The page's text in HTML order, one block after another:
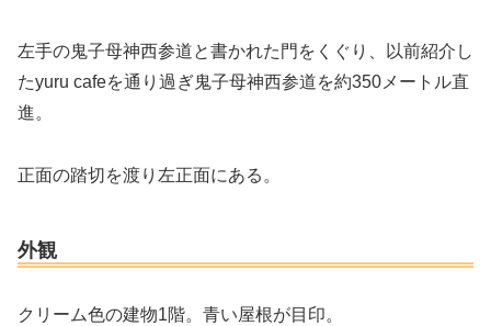
左手の鬼子母神西参道と書かれた門をくぐり、以前紹介し
たyuru cafeを通り過ぎ鬼子母神西参道を約350メートル直
進。
正面の踏切を渡り左正面にある。
外観
クリーム色の建物1階。青い屋根が目印。